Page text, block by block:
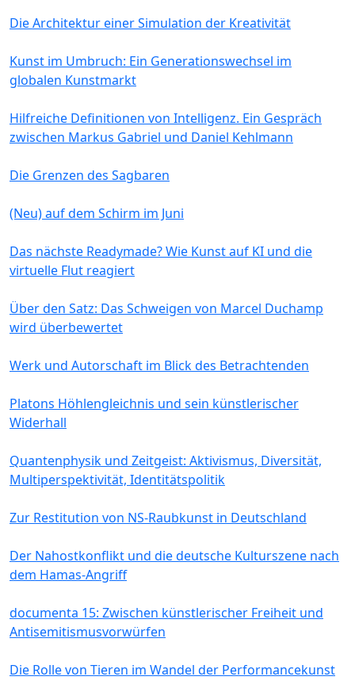
Die Architektur einer Simulation der Kreativität
Kunst im Umbruch: Ein Generationswechsel im
globalen Kunstmarkt
Hilfreiche Definitionen von Intelligenz. Ein Gespräch
zwischen Markus Gabriel und Daniel Kehlmann
Die Grenzen des Sagbaren
(Neu) auf dem Schirm im Juni
Das nächste Readymade? Wie Kunst auf KI und die
virtuelle Flut reagiert
Über den Satz: Das Schweigen von Marcel Duchamp
wird überbewertet
Werk und Autorschaft im Blick des Betrachtenden
Platons Höhlengleichnis und sein künstlerischer
Widerhall
Quantenphysik und Zeitgeist: Aktivismus, Diversität,
Multiperspektivität, Identitätspolitik
Zur Restitution von NS-Raubkunst in Deutschland
Der Nahostkonflikt und die deutsche Kulturszene nach
dem Hamas-Angriff
documenta 15: Zwischen künstlerischer Freiheit und
Antisemitismusvorwürfen
Die Rolle von Tieren im Wandel der Performancekunst